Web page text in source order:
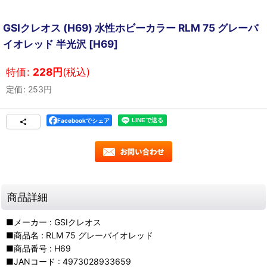
GSIクレオス (H69) 水性ホビーカラー RLM 75 グレーバ
イオレッド 半光沢 [H69]
特価: 228円(税込)
定価: 253円
Facebookでシェア
商品詳細
■メーカー : GSIクレオス
■商品名 : RLM 75 グレーバイオレッド
■商品番号 : H69
■JANコード : 4973028933659